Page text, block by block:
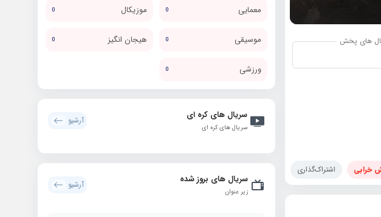
های پخش
خرابی اشتراک‌گذاری
معمایی 0 موزیکال 0
موسیقی 0 هیجان انگیز 0
ورزشی 0
سریال های کره ای
سریال های کره ای
آرشیو
سریال های بروز شده
زیر عنوان
آرشیو